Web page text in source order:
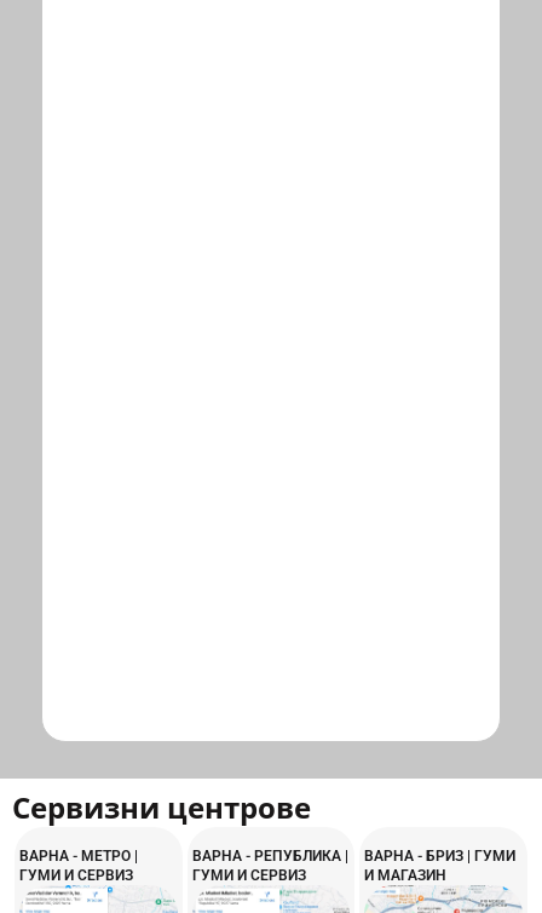
Сервизни центрове
ВАРНА - МЕТРО |
ГУМИ И СЕРВИЗ
ВАРНА - РЕПУБЛИКА |
ГУМИ И СЕРВИЗ
ВАРНА - БРИЗ | ГУМИ
И МАГАЗИН